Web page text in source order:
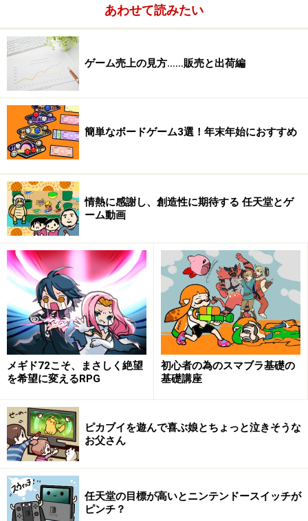
顧客層の変化についていけない
ゲーム業界のユーザー構成は、それまでの子供とゲーマー
という枠を超え、老若男女が入り混じる実に多様なものに
変化しているのです
脳トレなどのツール系ゲームのヒットで、業界に一番イ
ンパクトを与えた変化は、顧客層の変化です。ゲームが
子供や、あるいは20代～30代の比較的若い層だけでな
く、50代、60代にまでアプローチできる商品になったこ
とは、マーケットの構成を激変させました。
ゲームソフトは、ゲームハードの所有者が顧客層になる
ので、本来であればゲームハードが売れるとソフトも販
売本数を伸ばします。DSはPlaystation2（PS2）の2倍と
いう圧倒的早さで普及が進んでいまして、任天堂のソフ
あわせて読みたい
ゲーム売上の見方……販売と出荷編
簡単なボードゲーム3選！年末年始におすすめ
情熱に感謝し、創造性に期待する 任天堂とゲ
ーム動画
メギド72こそ、まさしく絶望
を希望に変えるRPG
初心者の為のスマブラ基礎の
基礎講座
ピカブイを遊んで喜ぶ娘とちょっと泣きそうな
お父さん
任天堂の目標が高いとニンテンドースイッチが
ピンチ？